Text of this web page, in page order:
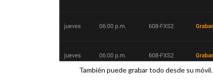
También puede grabar todo desde su móvil.